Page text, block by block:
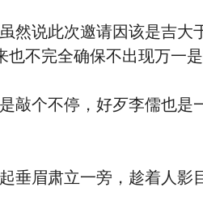
说此次邀请因该是吉大
不完全确保不出现万一是
个不停，好歹李儒也是
眉肃立一旁，趁着人影